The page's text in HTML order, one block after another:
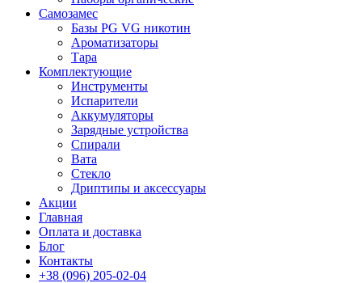
Самозамес
Базы PG VG никотин
Ароматизаторы
Тара
Комплектующие
Инструменты
Испарители
Аккумуляторы
Зарядные устройства
Спирали
Вата
Стекло
Дриптипы и аксессуары
Акции
Главная
Оплата и доставка
Блог
Контакты
+38 (096) 205-02-04